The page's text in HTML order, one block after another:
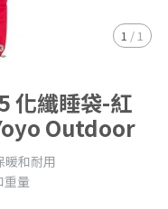
1 /1
化纖睡袋-紅
Outdoor
和耐用
重量